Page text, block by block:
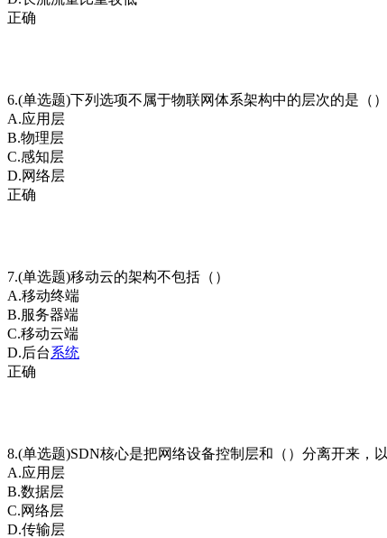
正确
6.(单选题)下列选项不属于物联网体系架构中的层次的是（）
A.应用层
B.物理层
C.感知层
D.网络层
正确
7.(单选题)移动云的架构不包括（）
A.移动终端
B.服务器端
C.移动云端
D.后台系统
正确
8.(单选题)SDN核心是把网络设备控制层和（）分离开来，
A.应用层
B.数据层
C.网络层
D.传输层